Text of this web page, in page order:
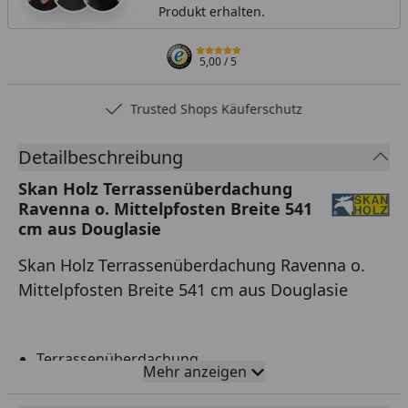
Produkt erhalten.
5,00/ 5
Trusted Shops Käuferschutz
Detailbeschreibung
Skan Holz Terrassenüberdachung
Ravenna o. Mittelpfosten Breite 541
cm aus Douglasie
Skan Holz Terrassenüberdachung Ravenna o.
Mittelpfosten Breite 541 cm aus Douglasie
Terrassenüberdachung
Mehr anzeigen